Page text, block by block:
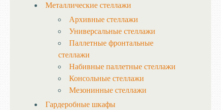
Металлические стеллажи
Архивные стеллажи
Универсальные стеллажи
Паллетные фронтальные
стеллажи
Набивные паллетные стеллажи
Консольные стеллажи
Мезонинные стеллажи
Гардеробные шкафы